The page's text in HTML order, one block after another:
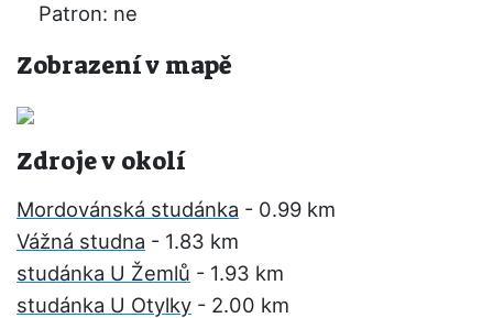
Patron: ne
Zobrazení v mapě
Zdroje v okolí
Mordovánská studánka - 0.99 km
Vážná studna - 1.83 km
studánka U Žemlů - 1.93 km
studánka U Otylky - 2.00 km